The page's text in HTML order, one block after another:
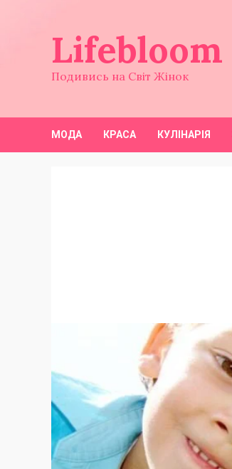
Lifebloom
Подивись на Світ Жінок
МОДА КРАСА КУЛІНАРІЯ